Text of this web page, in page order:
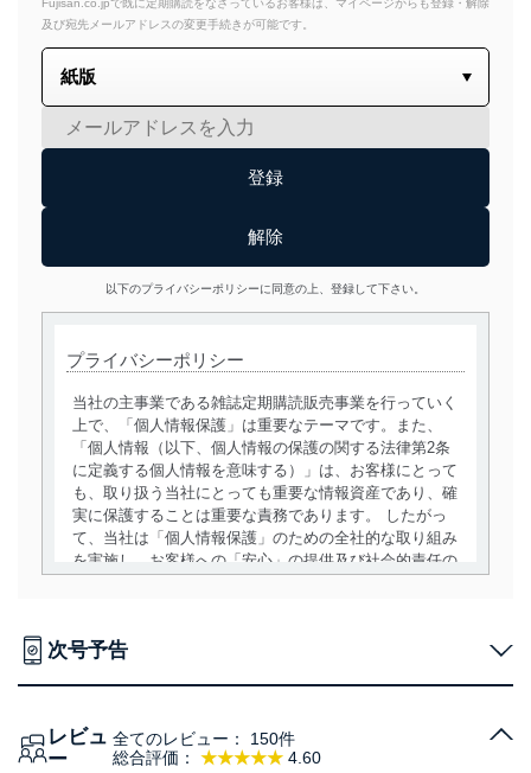
Fujisan.co.jpで既に定期購読をなさっているお客様は、マイページからも登録・解除
及び宛先メールアドレスの変更手続きが可能です。
以下のプライバシーポリシーに同意の上、登録して下さい。
プライバシーポリシー
当社の主事業である雑誌定期購読販売事業を行っていく
上で、「個人情報保護」は重要なテーマです。また、
「個人情報（以下、個人情報の保護の関する法律第2条
に定義する個人情報を意味する）」は、お客様にとって
も、取り扱う当社にとっても重要な情報資産であり、確
実に保護することは重要な責務であります。 したがっ
て、当社は「個人情報保護」のための全社的な取り組み
を実施し、お客様への「安心」の提供及び社会的責任の
用目的を明確にし、本人の同意を得たうえで利用目的の
得・利用・提供を行います。また、当社が保有している
個人情報は、同意を得ずに目的外利用、第三者への提
次号予告
レビュ
ー
総合評価： ★★★★★ 4.60
全てのレビュー： 150件